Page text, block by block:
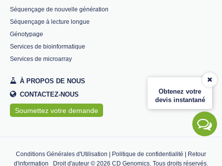
Obtenez votre
devis instantané
Séquençage de nouvelle génération
Séquençage à lecture longue
Génotypage
Services de bioinformatique
Services de microarray
À PROPOS DE NOUS
CONTACTEZ-NOUS
Soumettez votre demande
Conditions Générales d'Utilisation | Politique de confidentialité | Retour
d'information Droit d'auteur © 2026 CD Genomics. Tous droits réservés.